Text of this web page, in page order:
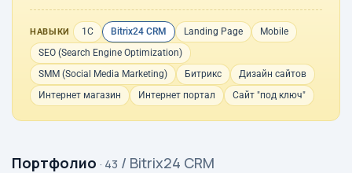
НАВЫКИ 1С Bitrix24 CRM Landing Page
Mobile
SEO (Search Engine Optimization)
SMM (Social Media Marketing)
Битрикс
Дизайн сайтов
Интернет магазин
Интернет портал Сайт "под ключ"
Портфолио · 43 / Bitrix24 CRM